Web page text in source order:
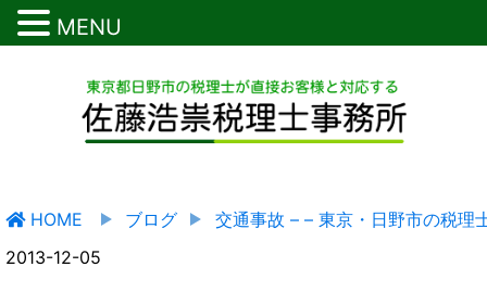
HOME ブログ
交通事故 – – 東京・日野市の税
2013-12-05
MENU